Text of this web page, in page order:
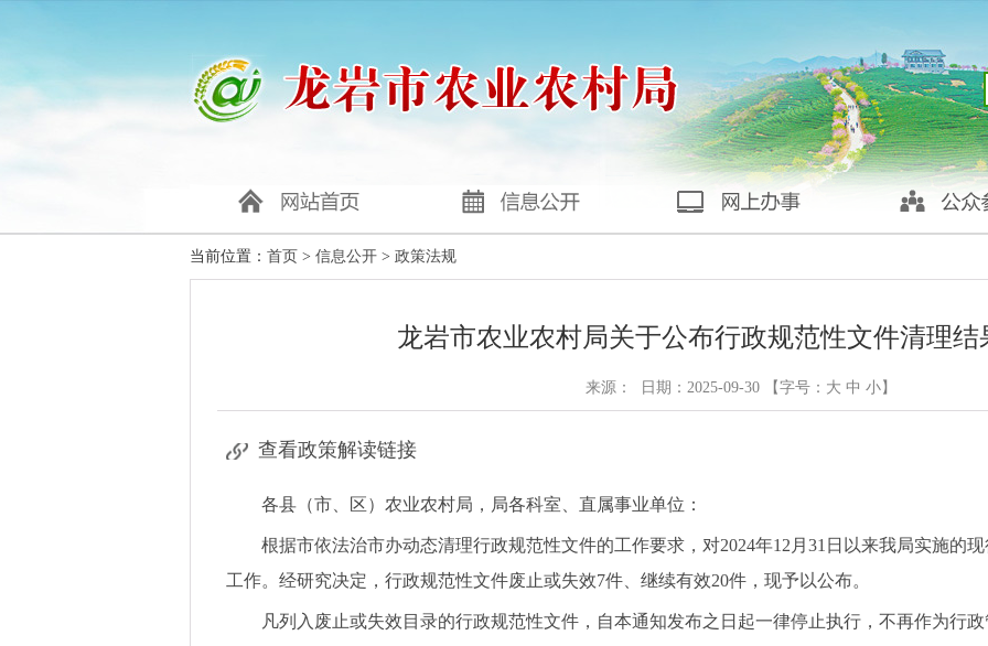
当前位置： 首页 > 信息公开 > 政策法规
龙岩市农业农村局关于公布行政规范性文件清理结
来源： 日期：2025-09-30 【字号： 大 中 小 】
查看政策解读链接
各县（市、区）农业农村局，局各科室、直属事业单位：
根据市依法治市办动态清理行政规范性文件的工作要求，对2024年12月31日以来我局实施的
工作。经研究决定，行政规范性文件废止或失效7件、继续有效20件，现予以公布。
凡列入废止或失效目录的行政规范性文件，自本通知发布之日起一律停止执行，不再作为行政